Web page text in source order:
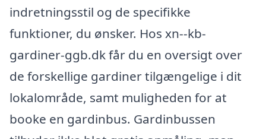
indretningsstil og de specifikke
funktioner, du ønsker. Hos xn--kb-
gardiner-ggb.dk får du en oversigt over
de forskellige gardiner tilgængelige i dit
lokalområde, samt muligheden for at
booke en gardinbus. Gardinbussen